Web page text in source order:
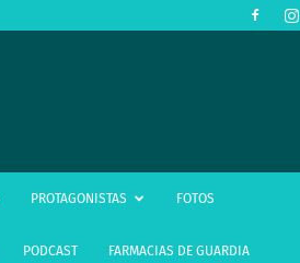
PROTAGONISTAS FOTOS
PODCAST FARMACIAS DE GUARDIA